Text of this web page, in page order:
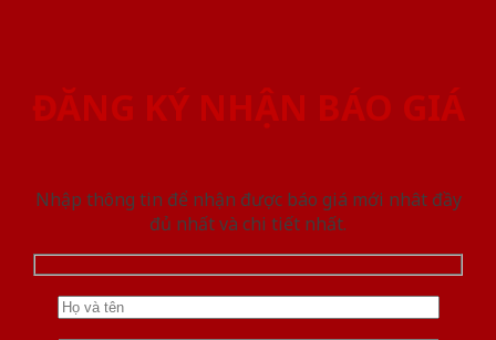
ĐĂNG KÝ NHẬN BÁO GIÁ
Nhập thông tin để nhận được báo giá mới nhât đầy
đủ nhất và chi tiết nhất.